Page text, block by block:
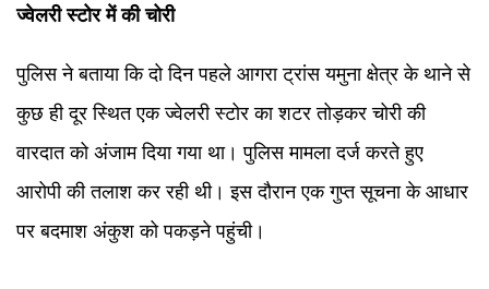
ज्वेलरी स्टोर में की चोरी
पुलिस ने बताया कि दो दिन पहले आगरा ट्रांस यमुना क्षेत्र के थाने से
कुछ ही दूर स्थित एक ज्वेलरी स्टोर का शटर तोड़कर चोरी की
वारदात को अंजाम दिया गया था। पुलिस मामला दर्ज करते हुए
आरोपी की तलाश कर रही थी। इस दौरान एक गुप्त सूचना के आधार
पर बदमाश अंकुश को पकड़ने पहुंची।